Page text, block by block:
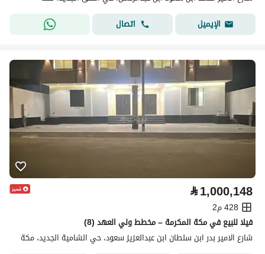
الإيميل
اتصال
⃁1,000,148
428 م2
فيلا للبيع في مكة المكرمة – مخطط ولي العهد (8)
شارع الامير بدر ابن سلطان ابن عبدالعزيز سعود، حي الشامية الجديد، مكة